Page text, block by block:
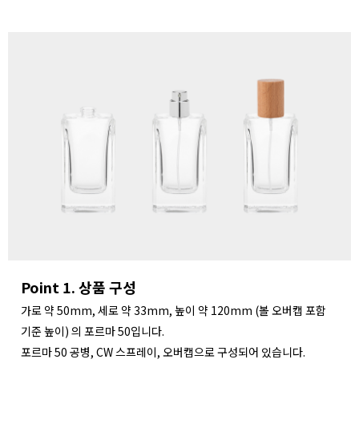
Point 1. 상품 구성
가로 약 50mm, 세로 약 33mm, 높이 약 120mm (볼 오버캡 포함
기준 높이) 의 포르마 50입니다.
포르마 50 공병, CW 스프레이, 오버캡으로 구성되어 있습니다.